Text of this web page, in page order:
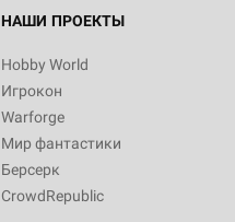
НАШИ ПРОЕКТЫ
Hobby World
Игрокон
Warforge
Мир фантастики
Берсерк
CrowdRepublic